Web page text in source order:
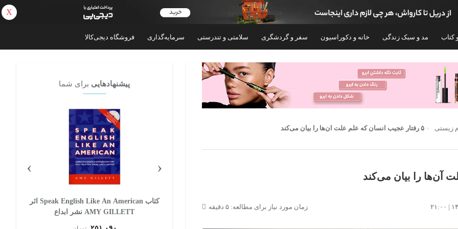
کتاب مد و سبک زندگی خانه و دکوراسیون سفر و گردشگری سلامتی و تندرستی سرمایه‌گذاری فروشگاه دیجی‌کالا
زیستی ۵ رفتار عجیب انسان که علم علت آن‌‌ها را بیان می‌کند
زمان مورد نیاز برای مطالعه: ۵ دقیقه
پیشنهادهایی برای شما
Exupéry انتشارات آینده کتاب
AMY GILLETT نشر ابداع
کتاب Haunting Adeline اثر H. D. Carlton
انتشارات August
‹
›
X